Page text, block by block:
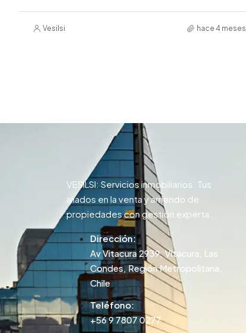
Vesilsi hace 4 meses
VESILSI: Servicios inmobiliarios. Tus
aliados en la venta y arriendo de
propiedades con gestión experta.
Dirección:
Av Vitacura 2939, Vitacura, Las
Condes, Región Metropolitana,
Chile
Teléfono:
+56 9 7807 0277